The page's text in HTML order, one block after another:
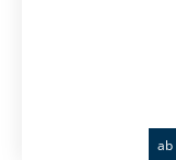
ab